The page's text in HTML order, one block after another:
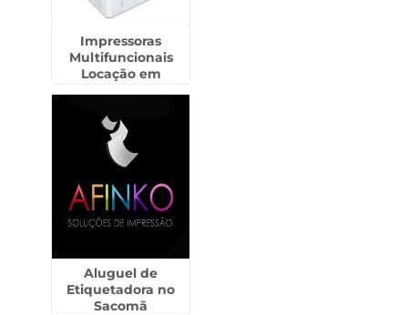
Impressoras
Multifuncionais
Locação em
Aluguel de
Etiquetadora no
Sacomã